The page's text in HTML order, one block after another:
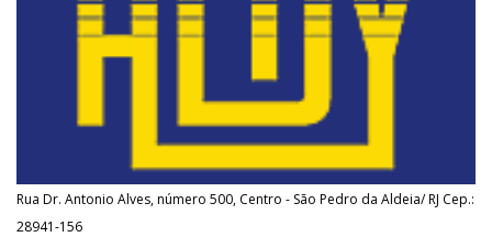
Rua Dr. Antonio Alves, número 500, Centro - São Pedro da Aldeia/ RJ Cep.:
28941-156